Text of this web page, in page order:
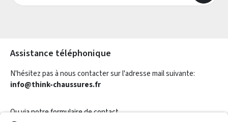
Assistance téléphonique
N'hésitez pas à nous contacter sur l'adresse mail suivante:
info@think-chaussures.fr
Ou via notreformulaire de contact.